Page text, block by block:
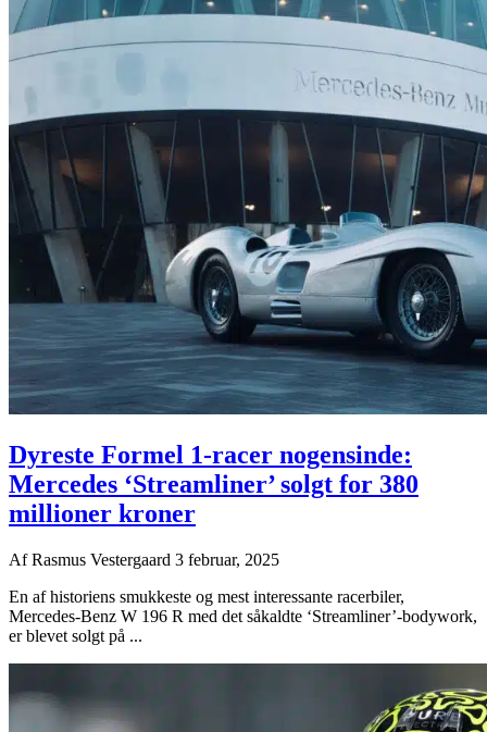
Dyreste Formel 1-racer nogensinde:
Mercedes ‘Streamliner’ solgt for 380
millioner kroner
AfRasmus Vestergaard 3 februar, 2025
En af historiens smukkeste og mest interessante racerbiler,
Mercedes-Benz W 196 R med det såkaldte ‘Streamliner’-bodywork,
er blevet solgt på ...